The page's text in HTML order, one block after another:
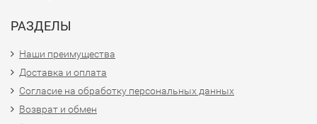
РАЗДЕЛЫ
Наши преимущества
Доставка и оплата
Согласие на обработку персональных данных
Возврат и обмен